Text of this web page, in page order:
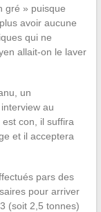
gré » puisque
avoir aucune
qui ne
allait-on le laver
un
au
con, il suffira
et il acceptera
pars des
pour arriver
(soit 2,5 tonnes)